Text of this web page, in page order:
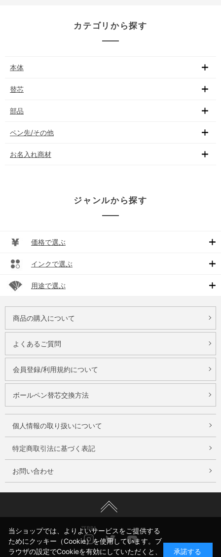
カテゴリから探す
本体
替芯
部品
ペン先/その他
お名入れ商材
ジャンルから探す
価格で選ぶ
インクで選ぶ
用途で選ぶ
商品の購入について
よくあるご質問
会員登録/利用規約について
ボールペン替芯交換方法
個人情報の取り扱いについて
特定商取引法に基づく表記
お問い合わせ
ZEBRA
InstagramTwitterYoutube
当ショップでは、よりよいサービスをご提供する
ためにクッキー（Cookie）を使用しています。ブ
ラウザの設定でCookieを有効にしていただくと、
承諾する